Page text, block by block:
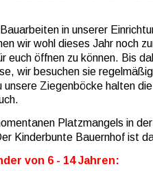
in unserer
wir wohl dieses Jahr noch
euch öffnen zu können. Bis
wir besuchen sie
Ziegenböcke halten
Platzmangels in
Kinderbunte Bauernhof ist
von 6 - 14 Jahren: